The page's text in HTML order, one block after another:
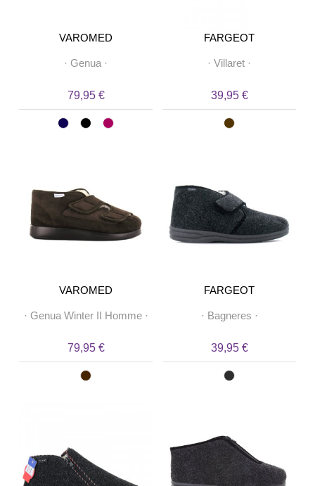
VAROMED
· Genua ·
79,95 €
FARGEOT
· Villaret ·
39,95 €
VAROMED
· Genua Winter II Homme·
79,95 €
FARGEOT
· Bagneres ·
39,95 €